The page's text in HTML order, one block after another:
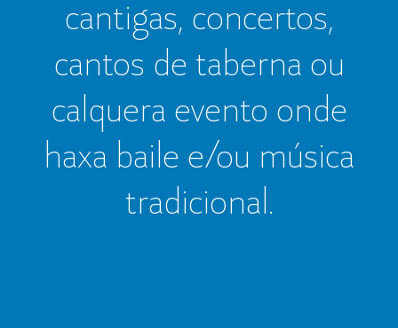
cantigas, concertos,
cantos de taberna ou
calquera evento onde
haxa baile e/ou música
tradicional.